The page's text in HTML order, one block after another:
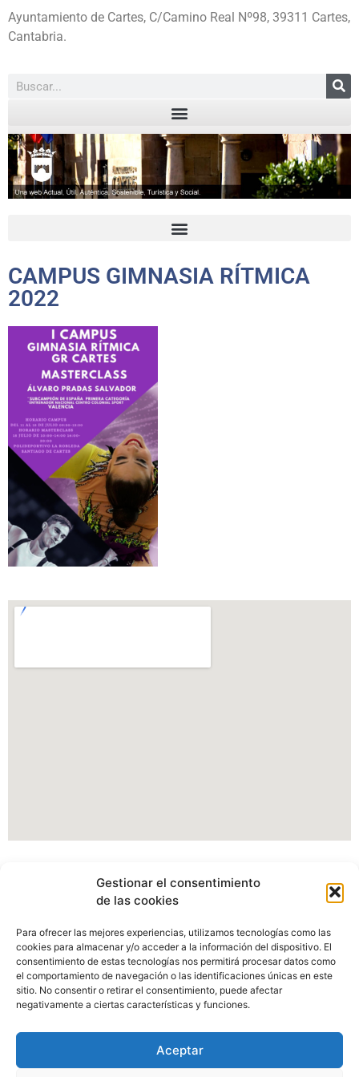
Gestionar el consentimiento
de las cookies
Para ofrecer las mejores experiencias, utilizamos tecnologías como las
cookies para almacenar y/o acceder a la información del dispositivo. El
consentimiento de estas tecnologías nos permitirá procesar datos como
el comportamiento de navegación o las identificaciones únicas en este
sitio. No consentir o retirar el consentimiento, puede afectar
negativamente a ciertas características y funciones.
Aceptar
Ayuntamiento de Cartes, C/Camino Real Nº98, 39311 Cartes,
Cantabria.
CAMPUS GIMNASIA RÍTMICA
2022
pudiendo verse afectados algunos apartados, imagenes o
enlaces.
Disculpen las molestias.